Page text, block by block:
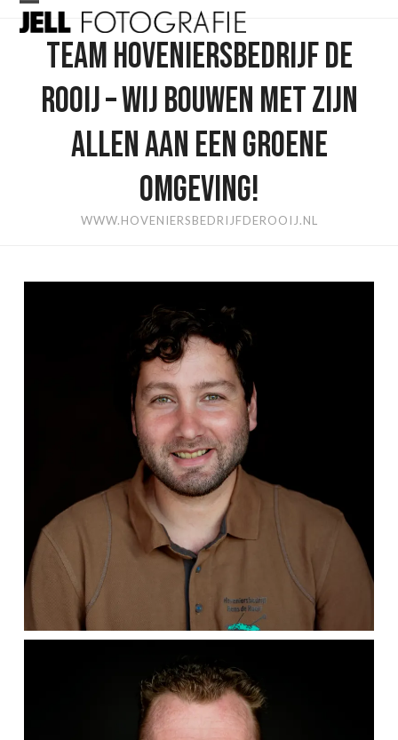
Skip
Open
mobile
menu
Close
mobile
menu
TEAM HOVENIERSBEDRIJF DE
ROOIJ – WIJ BOUWEN MET ZIJN
ALLEN AAN EEN GROENE
OMGEVING!
WWW.HOVENIERSBEDRIJFDEROOIJ.NL